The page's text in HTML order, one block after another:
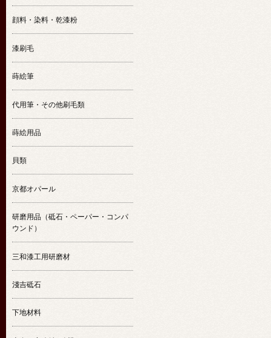
顔料・染料・乾漆粉
漆刷毛
蒔絵筆
代用筆・その他刷毛類
蒔絵用品
貝類
京都オパール
研磨用品（砥石・ペーパー・コンパ
ウンド）
三和漆工用研磨材
淺吉砥石
下地材料